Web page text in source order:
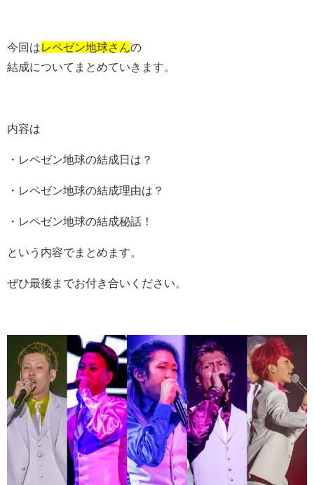
今回はレペゼン地球さん の
結成についてまとめていきます。
内容は
・レペゼン地球の結成日は？
・レペゼン地球の結成理由は？
・レペゼン地球の結成秘話！
という内容でまとめます。
ぜひ最後までお付き合いください。